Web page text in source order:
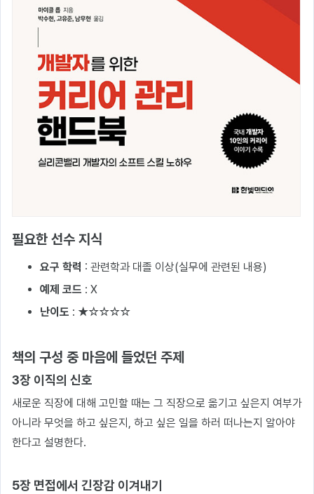
필요한 선수 지식
요구 학력 : 관련학과 대졸 이상(실무에 관련된 내용)
예제 코드 : X
난이도 : ★☆☆☆☆
책의 구성 중 마음에 들었던 주제
3장 이직의 신호
새로운 직장에 대해 고민할 때는 그 직장으로 옮기고 싶은지 여부가
아니라 무엇을 하고 싶은지, 하고 싶은 일을 하러 떠나는지 알아야
한다고 설명한다.
5장 면접에서 긴장감 이겨내기